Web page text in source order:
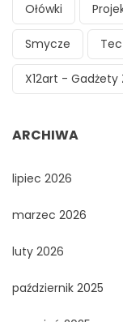
Ołówki
Smycze
X12art - Gadżety
ARCHIWA
lipiec 2026
marzec 2026
luty 2026
październik 2025